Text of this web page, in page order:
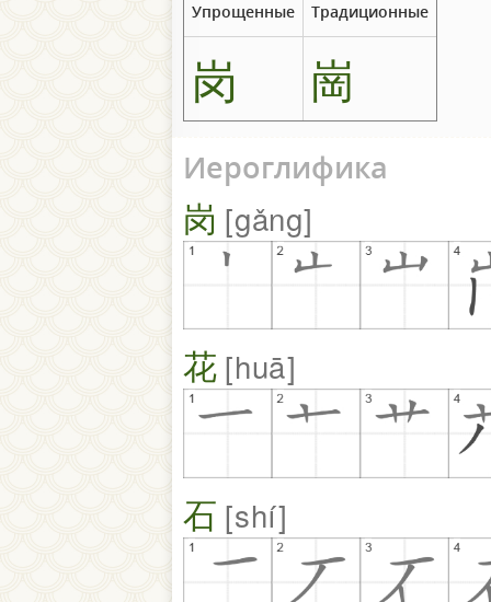
Упрощенные Традиционные
岗 崗
Иероглифика
岗 gǎng
花 huā
石 shí